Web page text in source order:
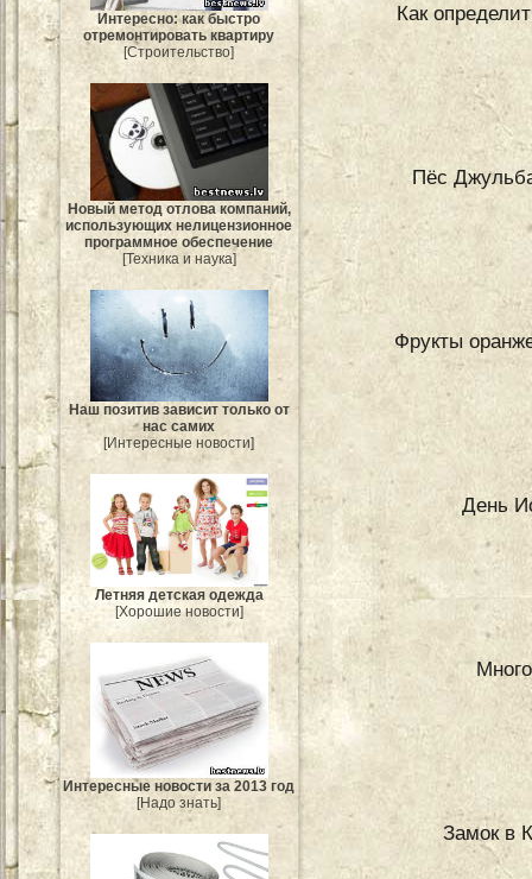
Интересно: как быстро
отремонтировать квартиру
[Строительство]
Новый метод отлова компаний,
использующих нелицензионное
программное обеспечение
[Техника и наука]
Наш позитив зависит только от
нас самих
[Интересные новости]
Летняя детская одежда
[Хорошие новости]
Интересные новости за 2013 год
[Надо знать]
Как
Пёс
Фрукты
День
Замок в